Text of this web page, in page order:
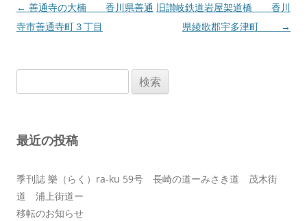
投
稿
ョ
← 善通寺の大楠 香川県善通
寺市善通寺町３丁目
旧讃岐鉄道岩屋架道橋 香川
県綾歌郡宇多津町
→
索:
最近の投稿
季刊誌 樂（らく）ra-ku 59号 長崎の道ーみさき道 茂木街
道 浦上街道ー
移転のお知らせ